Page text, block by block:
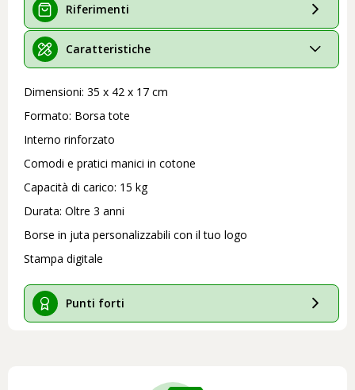
Riferimenti
Caratteristiche
Dimensioni: 35 x 42 x 17 cm
Formato: Borsa tote
Interno rinforzato
Comodi e pratici manici in cotone
Capacità di carico: 15 kg
Durata: Oltre 3 anni
Borse in juta personalizzabili con il tuo logo
Stampa digitale
Punti forti